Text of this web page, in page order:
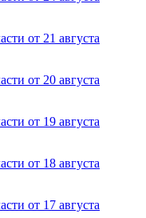
от 21 августа
от 20 августа
от 19 августа
от 18 августа
от 17 августа